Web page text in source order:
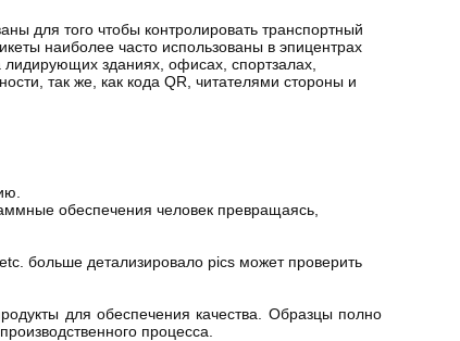
для того чтобы контролировать транспортный
наиболее часто использованы в эпицентрах
зданиях, офисах, спортзалах,
так же, как кода QR, читателями стороны и
обеспечения человек превращаясь,
больше детализировало pics может проверить
для обеспечения качества. Образцы полно
процесса.